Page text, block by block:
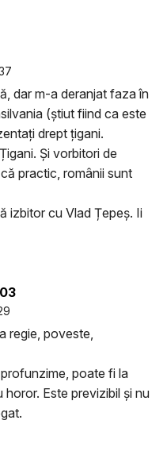
dar m-a deranjat faza în
(știut fiind ca este
drept țigani.
Și vorbitori de
practic, românii sunt
izbitor cu Vlad Țepeș. Ii
regie, poveste,
poate fi la
Este previzibil și nu